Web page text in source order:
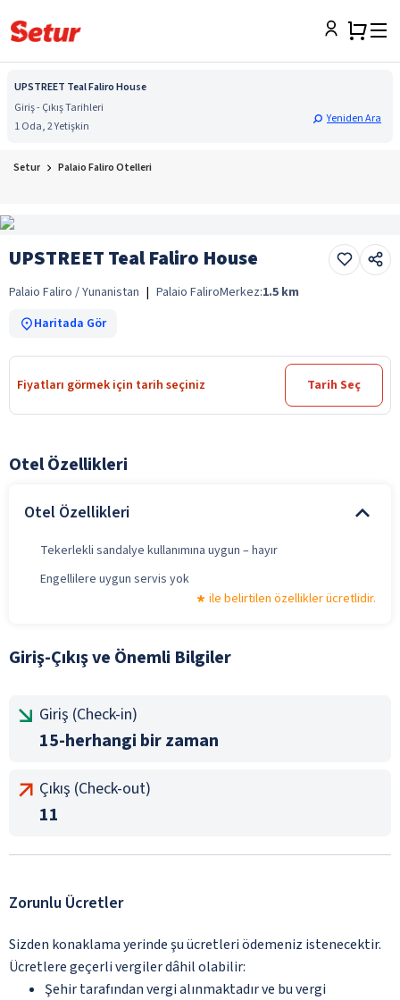
UPSTREET Teal Faliro House
Giriş - Çıkış Tarihleri
1 Oda, 2 Yetişkin
Yeniden Ara
Setur Palaio Faliro Otelleri
UPSTREET Teal Faliro House
Palaio Faliro / Yunanistan | Palaio FaliroMerkez:1.5 km
Haritada Gör
Fiyatları görmek için tarih seçiniz Tarih Seç
Otel Özellikleri
Otel Özellikleri
Tekerlekli sandalye kullanımına uygun – hayır
Engellilere uygun servis yok
ile belirtilen özellikler ücretlidir.
Giriş-Çıkış ve Önemli Bilgiler
Giriş (Check-in)
15-herhangi bir zaman
Çıkış (Check-out)
11
Zorunlu Ücretler
Sizden konaklama yerinde şu ücretleri ödemeniz istenecektir.
Ücretlere geçerli vergiler dâhil olabilir:
Şehir tarafından vergi alınmaktadır ve bu vergi